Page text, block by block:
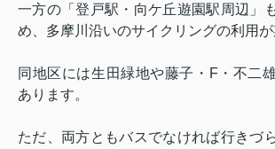
一方の「登戸駅・向ケ丘遊園駅周辺」
め、多摩川沿いのサイクリングの利用が
同地区には生田緑地や藤子・ F・不二
あります。
ただ、両方ともバスでなければ行きづ